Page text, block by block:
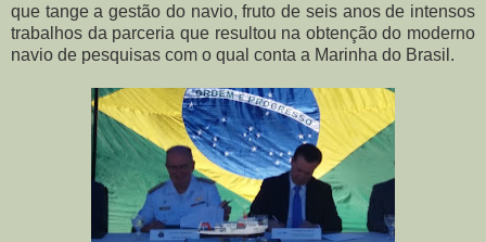
que tange a gestão do navio, fruto de seis anos de intensos
trabalhos da parceria que resultou na obtenção do moderno
navio de pesquisas com o qual conta a Marinha do Brasil.